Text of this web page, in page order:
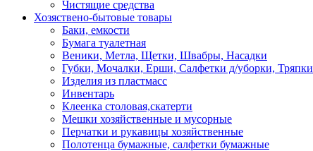
Чистящие средства
Хозяствено-бытовые товары
Баки, емкости
Бумага туалетная
Веники, Метла, Щетки, Швабры, Насадки
Губки, Мочалки, Ерши, Салфетки д/уборки, Тряпки
Изделия из пластмасс
Инвентарь
Клеенка столовая,скатерти
Мешки хозяйственные и мусорные
Перчатки и рукавицы хозяйственные
Полотенца бумажные, салфетки бумажные